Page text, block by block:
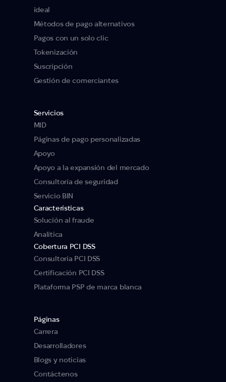
ideal
Métodos de pago alternativos
Pagos con un solo clic
Tokenización
Suscripción
Gestión de comerciantes
Servicios
MID
Páginas de pago personalizadas
Apoyo
Apoyo a la expansión del mercado
Consultoría de seguridad
Servicio BIN
Características
Solución al fraude
Analítica
Cobertura PCI DSS
Consultoría PCI DSS
Certificación PCI DSS
Plataforma PSP de marca blanca
Páginas
Carrera
Desarrolladores
Blogs y noticias
Contáctenos